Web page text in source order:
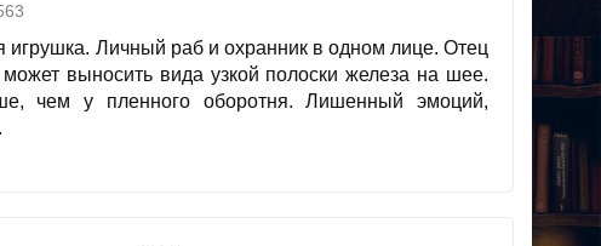
Личный раб и охранник в одном лице. Отец
выносить вида узкой полоски железа на шее.
чем у пленного оборотня. Лишенный эмоций,